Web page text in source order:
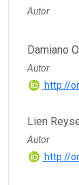
Autor
Damiano
Autor
http://
Lien
Autor
http://